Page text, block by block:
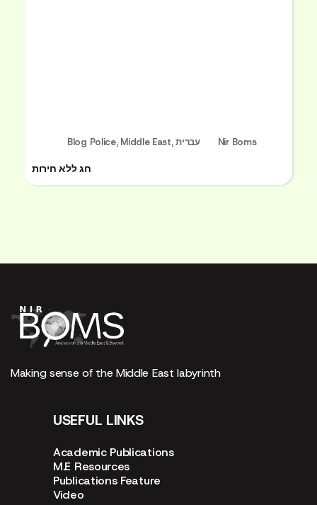
Blog Police, Middle East,עברית Nir Boms
חג ללא חירות
Making sense of the Middle East labyrinth
USEFUL LINKS
Academic Publications
M.E Resources
Publications Feature
Video